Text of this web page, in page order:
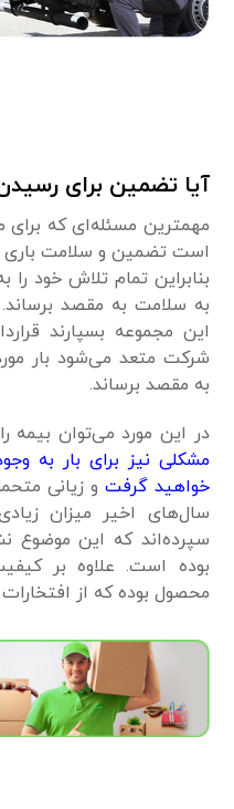
آیا تضمین برای رسیدن
مهمترین مسئله‌ای که برای
است تضمین و سلامت باری
بنابراین تمام تلاش خود
به سلامت به مقصد برساند.
این مجموعه بسپارند
شرکت متعد می‌شود بار
به مقصد برساند.
در این مورد می‌توان بیمه
مشکلی نیز برای بار به
خواهید گرفت و زیانی
سال‌های اخیر میزان
سپرده‌اند که این موضوع
بوده است. علاوه بر
محصول بوده که از